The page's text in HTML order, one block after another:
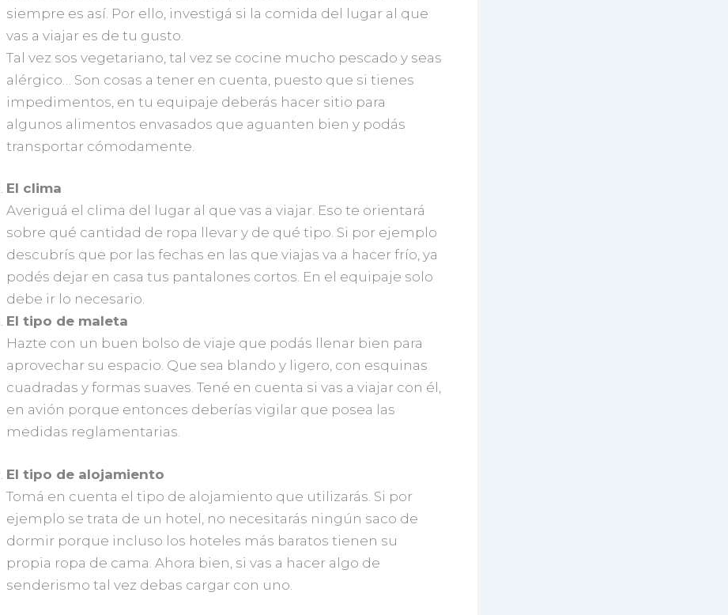
siempre es así. Por ello, investigá si la comida del lugar al que
vas a viajar es de tu gusto.
Tal vez sos vegetariano, tal vez se cocine mucho pescado y seas
alérgico… Son cosas a tener en cuenta, puesto que si tienes
impedimentos, en tu equipaje deberás hacer sitio para
algunos alimentos envasados que aguanten bien y podás
transportar cómodamente.
El clima
Averiguá el clima del lugar al que vas a viajar. Eso te orientará
sobre qué cantidad de ropa llevar y de qué tipo. Si por ejemplo
descubrís que por las fechas en las que viajas va a hacer frío, ya
podés dejar en casa tus pantalones cortos. En el equipaje solo
debe ir lo necesario.
El tipo de maleta
Hazte con un buen bolso de viaje que podás llenar bien para
aprovechar su espacio. Que sea blando y ligero, con esquinas
cuadradas y formas suaves. Tené en cuenta si vas a viajar con él,
en avión porque entonces deberías vigilar que posea las
medidas reglamentarias.
El tipo de alojamiento
Tomá en cuenta el tipo de alojamiento que utilizarás. Si por
ejemplo se trata de un hotel, no necesitarás ningún saco de
dormir porque incluso los hoteles más baratos tienen su
propia ropa de cama. Ahora bien, si vas a hacer algo de
senderismo tal vez debas cargar con uno.